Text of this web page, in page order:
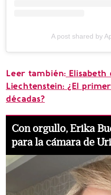
A post shared by
Leer también: Elisabeth
Liechtenstein: ¿El
décadas?
Con orgullo, Erika
para la cámara de